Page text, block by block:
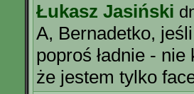
Łukasz Jasiński
A, Bernadetko,
poproś ładnie -
że jestem tylko